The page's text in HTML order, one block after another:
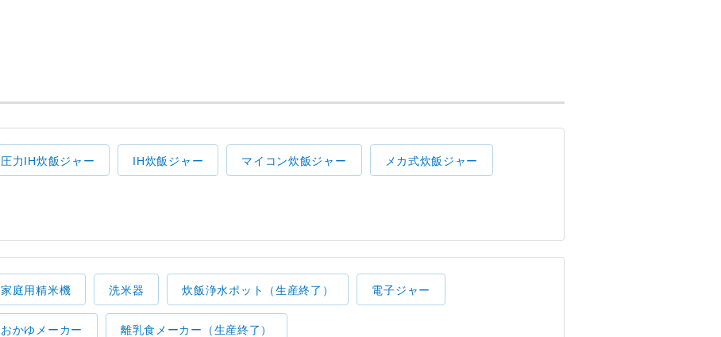
圧力IH炊飯ジャー IH炊飯ジャー マイコン炊飯ジャー メカ式炊飯ジャー
家庭用精米機 洗米器 炊飯浄水ポット（生産終了） 電子ジャー
おかゆメーカー 離乳食メーカー（生産終了）